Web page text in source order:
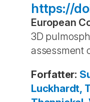
https://
European
3D
assessment
Forfatter:
Luckhardt,